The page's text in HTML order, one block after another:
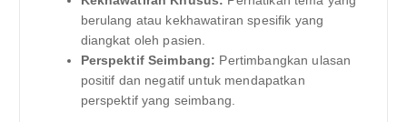
berulang atau kekhawatiran spesifik yang
diangkat oleh pasien.
Perspektif Seimbang: Pertimbangkan ulasan
positif dan negatif untuk mendapatkan
perspektif yang seimbang.